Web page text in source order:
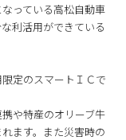
っている高松自動車
利活用ができている
定のスマートＩＣで
や特産のオリーブ牛
ます。また災害時の